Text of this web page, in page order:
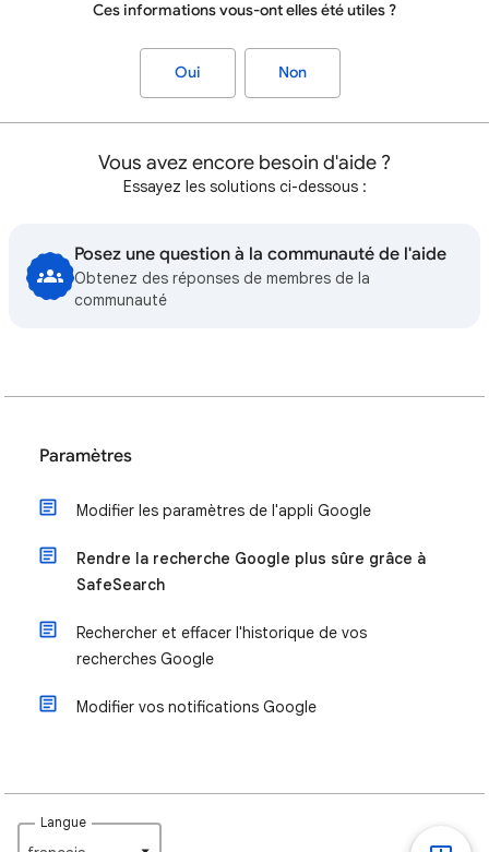
Ces informations vous-ont elles été utiles ?
Oui Non
Vous avez encore besoin d'aide ?
Essayez les solutions ci-dessous :
Posez une question à la communauté de l'aide
Obtenez des réponses de membres de la
communauté
Paramètres
Modifier les paramètres de l'appli Google
Rendre la recherche Google plus sûre grâce à
SafeSearch
Rechercher et effacer l'historique de vos
recherches Google
Modifier vos notifications Google
Langue